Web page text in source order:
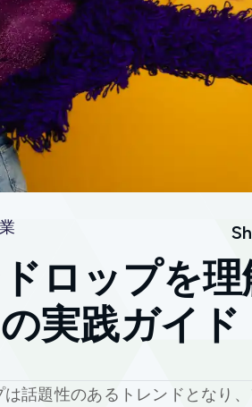
ロップを理
実践ガイド
話題性のあるトレンドとなり